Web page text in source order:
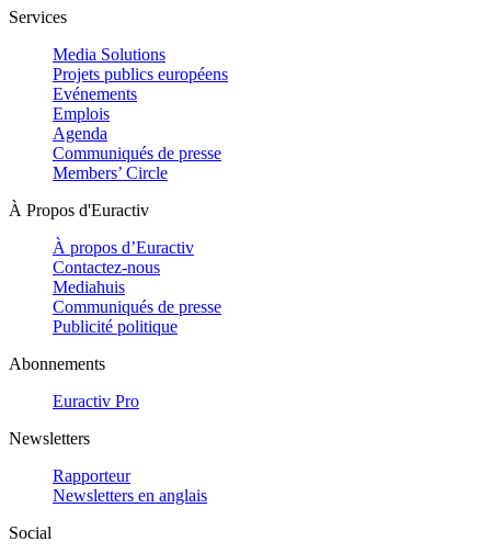
Services
Media Solutions
Projets publics européens
Evénements
Emplois
Agenda
Communiqués de presse
Members’ Circle
À Propos d'Euractiv
À propos d’Euractiv
Contactez-nous
Mediahuis
Communiqués de presse
Publicité politique
Abonnements
Euractiv Pro
Newsletters
Rapporteur
Newsletters en anglais
Social